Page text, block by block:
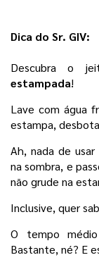
Dica do Sr. GIV:
Descubra o
estampada!
Lave com água
estampa,
Ah, nada de
na sombra, e
não grude na
Inclusive, quer
O tempo
Bastante, né? E